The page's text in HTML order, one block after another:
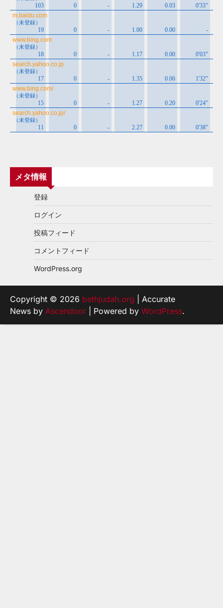
メタ情報
登録
ログイン
投稿フィード
コメントフィード
WordPress.org
Copyright © 2026 bethjudah.org | Accurate
News by Ascendoor | Powered by WordPress.